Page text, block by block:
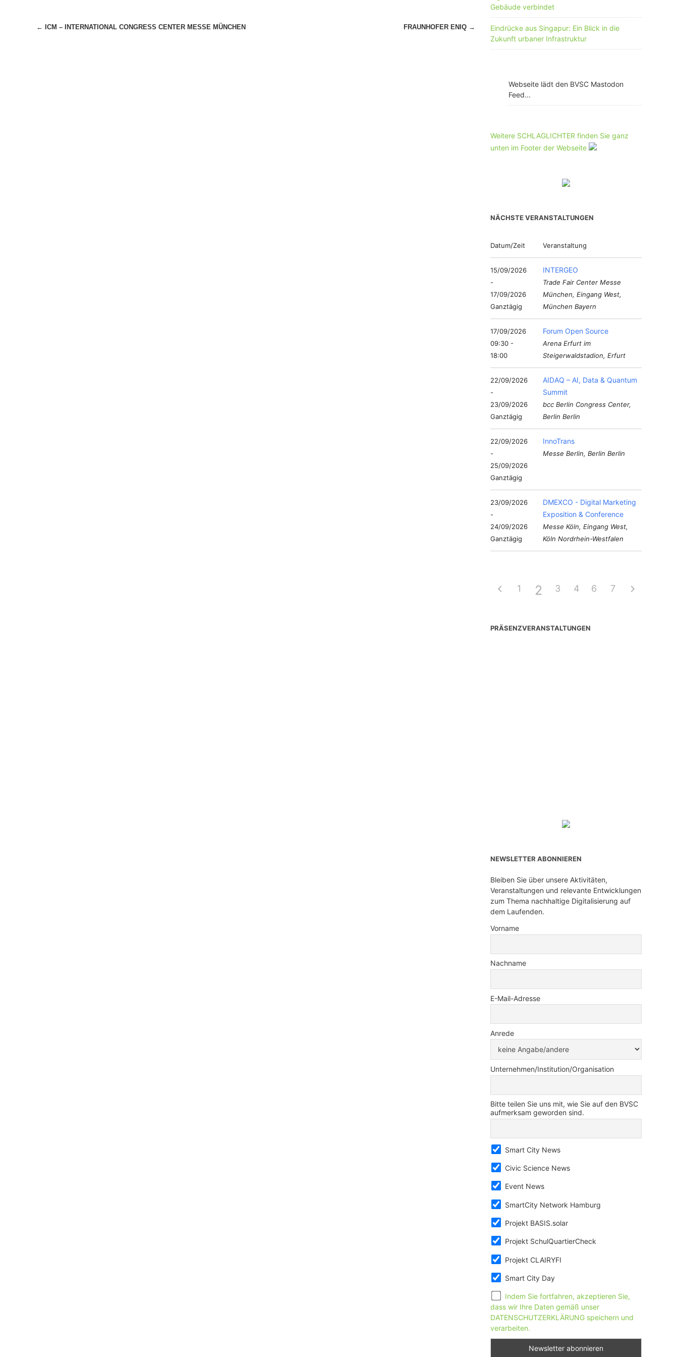
Beitragsnavigation
← ICM – INTERNATIONAL CONGRESS CENTER MESSE MÜNCHEN FRAUNHOFER ENIQ →
Gebäude verbindet
Eindrücke aus Singapur: Ein Blick in die
Zukunft urbaner Infrastruktur
Webseite lädt den BVSC Mastodon
Feed...
Weitere SCHLAGLICHTER finden Sie ganz
unten im Footer der Webseite
NÄCHSTE VERANSTALTUNGEN
Datum/Zeit Veranstaltung
15/09/2026
-
17/09/2026
Ganztägig
INTERGEO
Trade Fair Center Messe
München, Eingang West,
München Bayern
17/09/2026
09:30 -
18:00
Forum Open Source
Arena Erfurt im
Steigerwaldstadion, Erfurt
22/09/2026
-
23/09/2026
Ganztägig
AIDAQ – AI, Data & Quantum
Summit
bcc Berlin Congress Center,
Berlin Berlin
22/09/2026
-
25/09/2026
Ganztägig
InnoTrans
Messe Berlin, Berlin Berlin
23/09/2026
-
24/09/2026
Ganztägig
DMEXCO - Digital Marketing
Exposition & Conference
Messe Köln, Eingang West,
Köln Nordrhein-Westfalen
1 2 3 4 5
6 7
PRÄSENZVERANSTALTUNGEN
NEWSLETTER ABONNIEREN
Bleiben Sie über unsere Aktivitäten,
Veranstaltungen und relevante Entwicklungen
zum Thema nachhaltige Digitalisierung auf
dem Laufenden.
Vorname
Nachname
E-Mail-Adresse
Anrede
Unternehmen/Institution/Organisation
Bitte teilen Sie uns mit, wie Sie auf den BVSC
aufmerksam geworden sind.
Smart City News
Civic Science News
Event News
SmartCity Network Hamburg
Projekt BASIS.solar
Projekt SchulQuartierCheck
Projekt CLAIRYFI
Smart City Day
Indem Sie fortfahren, akzeptieren Sie,
dass wir Ihre Daten gemäß unser
DATENSCHUTZERKLÄRUNG speichern und
verarbeiten.